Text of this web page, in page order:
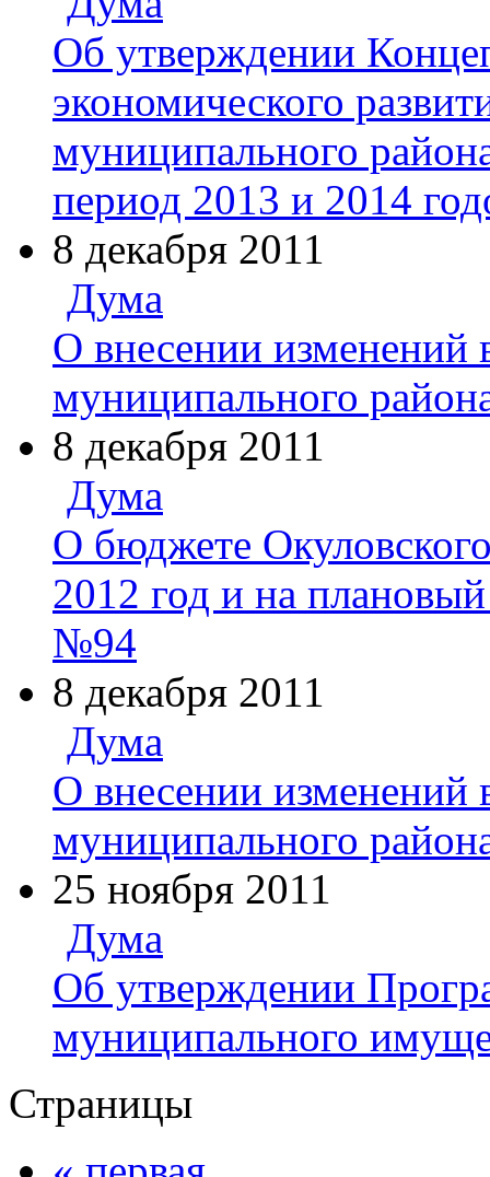
Об утверждении
экономического
муниципального
период 2013 и 2014
8 декабря 2011
Дума
О внесении
муниципального
8 декабря 2011
Дума
О бюджете
2012 год и на
№94
8 декабря 2011
Дума
О внесении
муниципального
25 ноября 2011
Дума
Об утверждении
муниципального
Страницы